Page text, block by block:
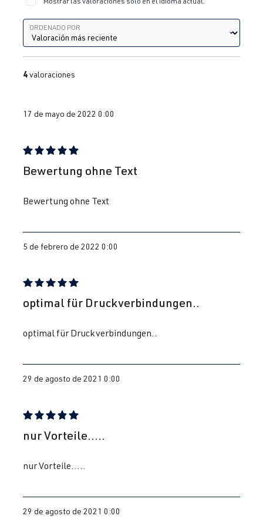
Ordenado por
ORDENADO POR
4valoraciones
17 de mayo de 2022 0:00
Reseña con calificación de 5 de 5 estrellas
Bewertung ohne Text
Bewertung ohne Text
5 de febrero de 2022 0:00
Reseña con calificación de 5 de 5 estrellas
optimal für Druckverbindungen..
optimal für Druckverbindungen..
29 de agosto de 2021 0:00
Reseña con calificación de 5 de 5 estrellas
nur Vorteile.....
nur Vorteile.....
29 de agosto de 2021 0:00